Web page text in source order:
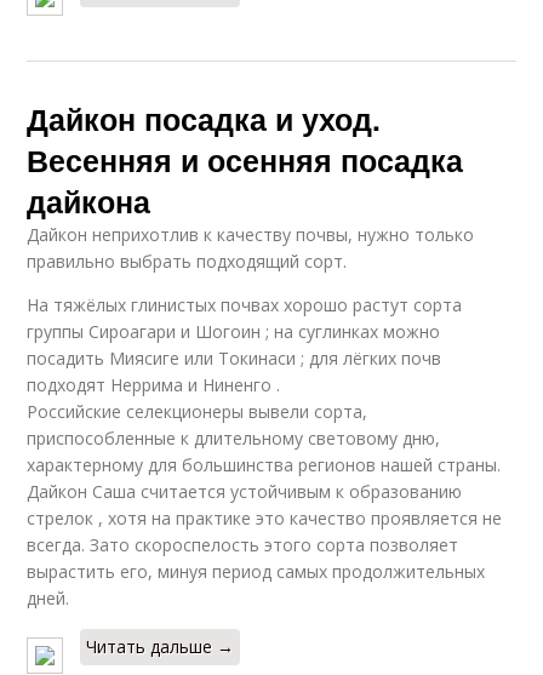
Дайкон посадка и уход.
Весенняя и осенняя посадка
дайкона
Дайкон неприхотлив к качеству почвы, нужно только
правильно выбрать подходящий сорт.
На тяжёлых глинистых почвах хорошо растут сорта
группы Сироагари и Шогоин ; на суглинках можно
посадить Миясиге или Токинаси ; для лёгких почв
подходят Неррима и Ниненго .
Российские селекционеры вывели сорта,
приспособленные к длительному световому дню,
характерному для большинства регионов нашей страны.
Дайкон Саша считается устойчивым к образованию
стрелок , хотя на практике это качество проявляется не
всегда. Зато скороспелость этого сорта позволяет
вырастить его, минуя период самых продолжительных
дней.
Читать дальше →